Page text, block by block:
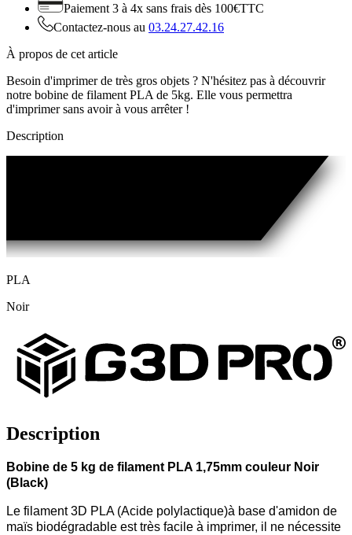
Paiement 3 à 4x sans frais dès 100€TTC
Contactez-nous au 03.24.27.42.16
À propos de cet article
Besoin d'imprimer de très gros objets ? N'hésitez pas à découvrir
notre bobine de filament PLA de 5kg. Elle vous permettra
d'imprimer sans avoir à vous arrêter !
Description
PLA
Noir
Description
Bobine de 5 kg de filament PLA 1,75mm couleur Noir
(Black)
Le filament 3D PLA (Acide polylactique)à base d'amidon de
maïs biodégradable est très facile à imprimer, il ne nécessite